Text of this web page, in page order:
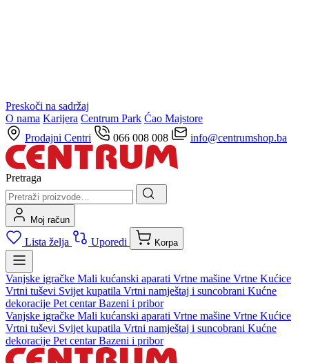
Preskoči na sadržaj
O nama Karijera Centrum Park Ćao Majstore
Prodajni Centri
066 008 008 info@centrumshop.ba
Pretraga
Moj račun
Lista želja Uporedi Korpa
Vanjske igračke Mali kućanski aparati Vrtne mašine Vrtne Kućice
Vrtni tuševi Svijet kupatila Vrtni namještaj i suncobrani Kućne
dekoracije Pet centarBazeni i pribor
Vanjske igračke Mali kućanski aparati Vrtne mašine Vrtne Kućice
Vrtni tuševi Svijet kupatila Vrtni namještaj i suncobrani Kućne
dekoracije Pet centarBazeni i pribor